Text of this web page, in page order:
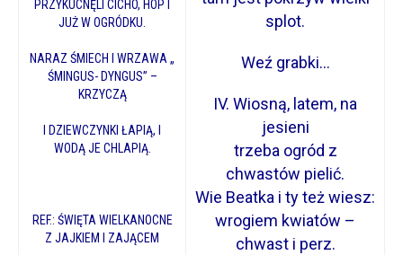
PRZYKUCNĘLI CICHO, HOP I
JUŻ W OGRÓDKU.
NARAZ ŚMIECH I WRZAWA „
ŚMINGUS- DYNGUS” –
KRZYCZĄ
I DZIEWCZYNKI ŁAPIĄ, I
WODĄ JE CHLAPIĄ.
REF.: ŚWIĘTA WIELKANOCNE
Z JAJKIEM I ZAJĄCEM
splot.
Weź grabki…
IV. Wiosną, latem, na
jesieni
trzeba ogród z
chwastów pielić.
Wie Beatka i ty też wiesz:
wrogiem kwiatów –
chwast i perz.